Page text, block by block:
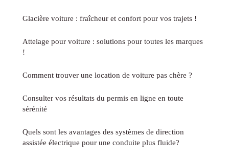
Glacière voiture : fraîcheur et confort pour vos trajets !
Attelage pour voiture : solutions pour toutes les marques
!
Comment trouver une location de voiture pas chère ?
Consulter vos résultats du permis en ligne en toute
sérénité
Quels sont les avantages des systèmes de direction
assistée électrique pour une conduite plus fluide?